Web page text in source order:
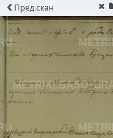
Пред.скан